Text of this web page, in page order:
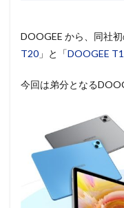
DOOGEE から、同社
T20 」と「DOOGEE
今回は弟分となる